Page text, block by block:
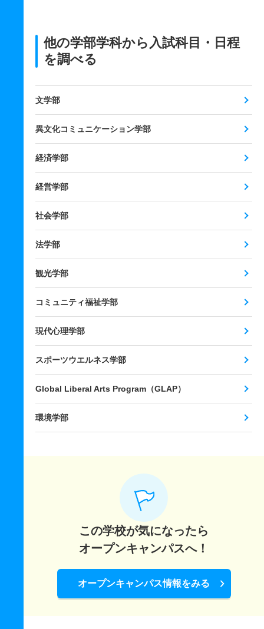
他の学部学科から入試科目・日程
を調べる
文学部
異文化コミュニケーション学部
経済学部
経営学部
社会学部
法学部
観光学部
コミュニティ福祉学部
現代心理学部
スポーツウエルネス学部
Global Liberal Arts Program（GLAP）
環境学部
この学校が気になったら
オープンキャンパスへ！
オープンキャンパス情報をみる